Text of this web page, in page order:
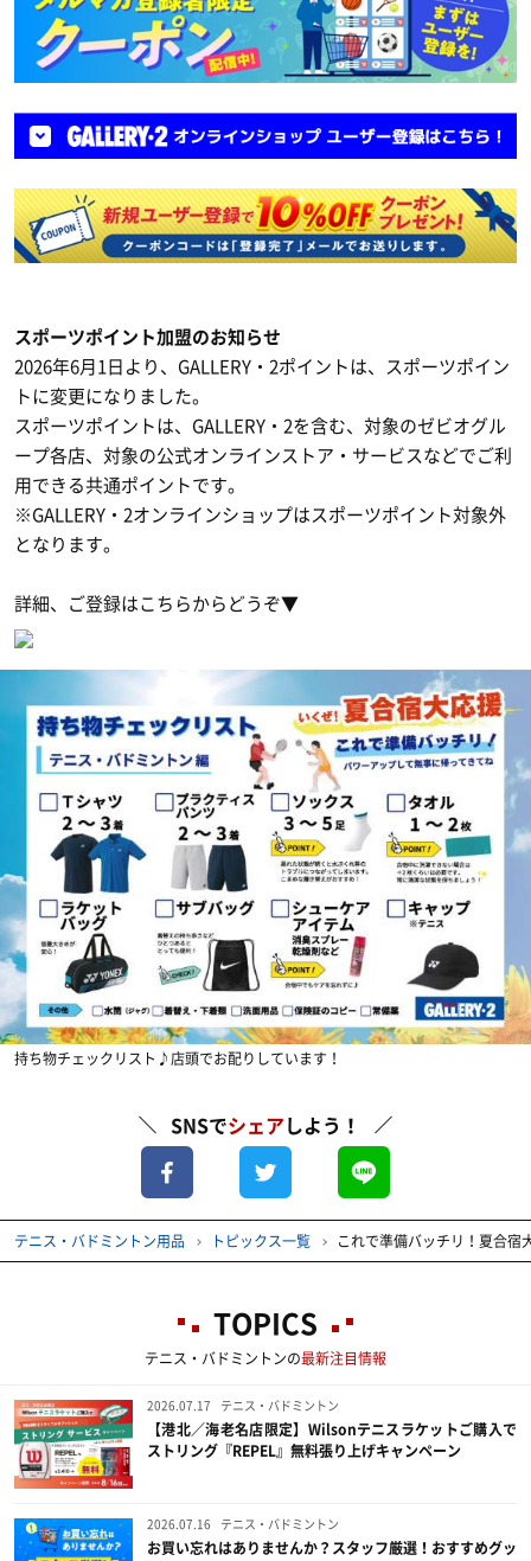
スポーツポイント加盟のお知らせ
2026年6月1日より、GALLERY・2ポイントは、スポーツポイン
トに変更になりました。
スポーツポイントは、GALLERY・2を含む、対象のゼビオグル
ープ各店、対象の公式オンラインストア・サービスなどでご利
用できる共通ポイントです。
※GALLERY・2オンラインショップはスポーツポイント対象外
となります。
詳細、ご登録はこちらからどうぞ▼
持ち物チェックリスト♪店頭でお配りしています！
SNSでシェア しよう！
テニス・バドミントン用品 トピックス一覧 これで準備バッチリ！夏合宿
TOPICS
テニス・バドミントンの最新注目情報
2026.07.17 テニス・バドミントン
【港北／海老名店限定】Wilsonテニスラケットご購入で
ストリング『REPEL』無料張り上げキャンペーン
2026.07.16 テニス・バドミントン
お買い忘れはありませんか？スタッフ厳選！おすすめグッ